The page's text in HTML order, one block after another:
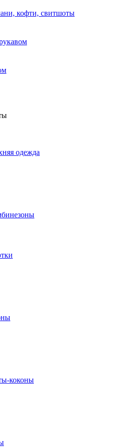
кофти, свитшоты
одежда
коконы